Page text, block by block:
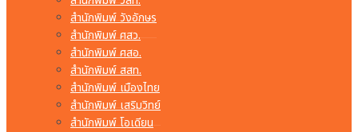
สำนักพิมพ์ วังอักษร
สำนักพิมพ์ ศสว.
สำนักพิมพ์ ศสอ.
สำนักพิมพ์ สสท.
สำนักพิมพ์ เมืองไทย
สำนักพิมพ์ เสริมวิทย์
สำนักพิมพ์ โอเดียน